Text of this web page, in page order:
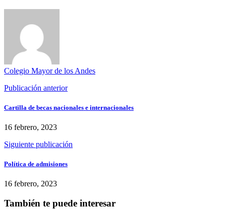
Colegio Mayor de los Andes
Publicación anterior
Cartilla de becas nacionales e internacionales
16 febrero, 2023
Siguiente publicación
Política de admisiones
16 febrero, 2023
También te puede interesar